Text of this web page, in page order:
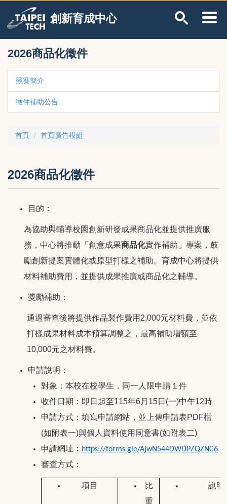
主
要
內
區
創新育成中心
2026商品化徵件
競賽簡介
徵件補助公告
首頁 首頁廣告模組
2026商品化徵件
目的：
為協助與輔導校園創新研發成果商品化並提供推廣服
務，中心將推動「創意成果商品化實作補助」專案，鼓
勵創新提案實體化或原型打樣之補助。育成中心將提供
材料補助費用，並提供成果推廣或商品化之輔導。
獎勵補助：
通過審查後將提供作品製作費用2,000元材料費，並依
打樣成果材料成本預算調整之，最高補助增額至
10,000元之材料費。
申請說明：
對象：本校在校學生，同一人限申請１件
收件日期：即日起至115年6月15日(一)中午12時
申請方式：填寫申請網站，並上傳申請表PDF檔
(如附表一)與個人資料使用同意書(如附表二)
申請網址： https://forms.gle/AjwN544DWDPZQZNC6
審查方式：
項目
比
重
說明